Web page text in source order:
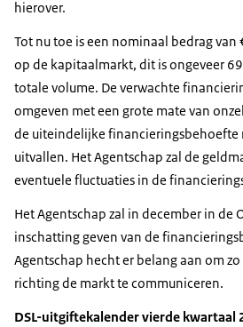
hierover.
Tot nu toe is een nominaal bedrag
op de kapitaalmarkt, dit is ongeveer
totale volume. De verwachte
omgeven met een grote mate van
de uiteindelijke financieringsbehoefte
uitvallen. Het Agentschap zal de
eventuele fluctuaties in de
Het Agentschap zal in december in de
inschatting geven van de
Agentschap hecht er belang aan om
richting de markt te communiceren.
DSL-uitgiftekalender vierde kwartaal